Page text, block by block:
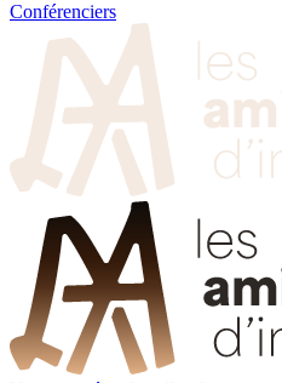
Conférenciers